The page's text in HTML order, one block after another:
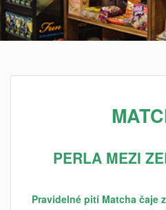
PERLA MEZI
Pravidelné pití Matcha čaje